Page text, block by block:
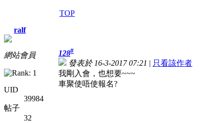
TOP
ralf
網站會員
UID
39984
帖子
32
128#
發表於 16-3-2017 07:21 | 只看該作者
我剛入會，也想要~~~
車聚使唔使報名?